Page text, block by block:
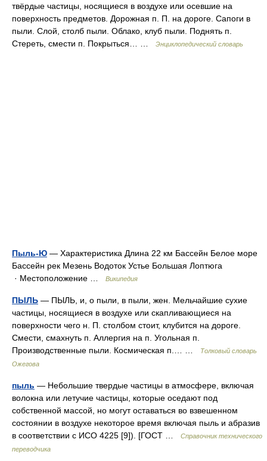
твёрдые частицы, носящиеся в воздухе или осевшие на
поверхность предметов. Дорожная п. П. на дороге. Сапоги в
пыли. Слой, столб пыли. Облако, клуб пыли. Поднять п.
Стереть, смести п. Покрыться… …
Энциклопедический словарь
Пыль-Ю — Характеристика Длина 22 км Бассейн Белое море
Бассейн рек Мезень Водоток Устье Большая Лоптюга
· Местоположение …
Википедия
ПЫЛЬ — ПЫЛЬ, и, о пыли, в пыли, жен. Мельчайшие сухие
частицы, носящиеся в воздухе или скапливающиеся на
поверхности чего н. П. столбом стоит, клубится на дороге.
Смести, смахнуть п. Аллергия на п. Угольная п.
Производственные пыли. Космическая п.… …
Толковый словарь
Ожегова
пыль — Небольшие твердые частицы в атмосфере, включая
волокна или летучие частицы, которые оседают под
собственной массой, но могут оставаться во взвешенном
состоянии в воздухе некоторое время включая пыль и абразив
в соответствии с ИСО 4225 [9]). [ГОСТ …
Справочник технического
переводчика